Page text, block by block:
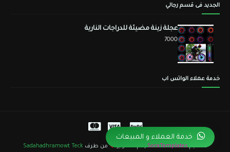
الجديد فى قسم رجالي
عجلة زينة مضيئة للدراجات النارية
7000
خدمة عملاء الواتس اب
خدمة العملاء و المبيعات
تصميمSoraTemplates| تم التطوير من طرف Sadahadhramowt Teck